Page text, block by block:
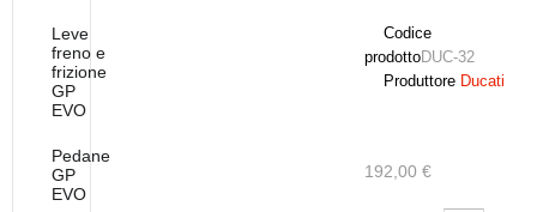
Codice
prodottoDUC-32
Produttore Ducati
192,00 €
Leve
freno e
frizione
GP
EVO
Pedane
GP
EVO